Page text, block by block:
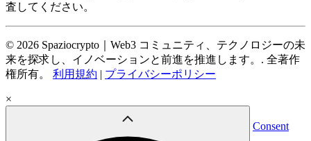
査してください。
© 2026 Spaziocrypto｜Web3 コミュニティ、テクノロジーの未
来を探求し、イノベーションと前進を推進します。. 全著作
権所有。 利用規約 | プライバシーポリシー
×
Consent